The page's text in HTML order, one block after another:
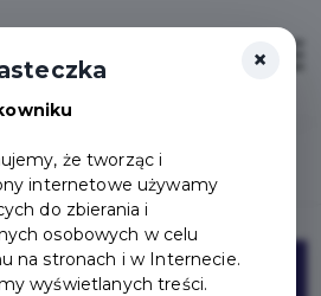
konkurs literacki
×
że tworząc i
internetowe używamy
do zbierania i
osobowych w celu
na stronach i w Internecie.
wyświetlanych treści.